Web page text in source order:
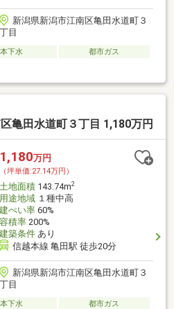
新潟県新潟市江南区亀田水道町３
丁目
本下水
都市ガス
亀田水道町３丁目 1,180万円
1,180万円
（坪単価:27.14万円）
土地面積143.74m2
用途地域１種中高
建ぺい率60%
容積率200%
建築条件あり
信越本線 亀田駅 徒歩20分
新潟県新潟市江南区亀田水道町３
丁目
本下水
都市ガス